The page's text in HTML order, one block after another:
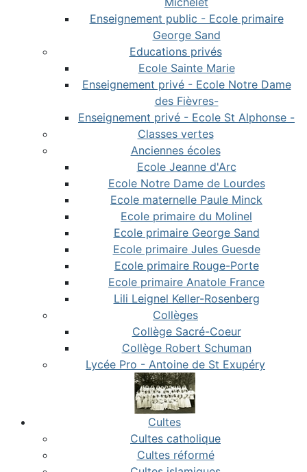
Enseignement public - Ecole primaire
George Sand
Educations privés
Ecole Sainte Marie
Enseignement privé - Ecole Notre Dame
des Fièvres-
Enseignement privé - Ecole St Alphonse -
Classes vertes
Anciennes écoles
Ecole Jeanne d'Arc
Ecole Notre Dame de Lourdes
Ecole maternelle Paule Minck
Ecole primaire du Molinel
Ecole primaire George Sand
Ecole primaire Jules Guesde
Ecole primaire Rouge-Porte
Ecole primaire Anatole France
Lili Leignel Keller-Rosenberg
Collèges
Collège Sacré-Coeur
Collège Robert Schuman
Lycée Pro - Antoine de St Exupéry
Cultes
Cultes catholique
Cultes réformé